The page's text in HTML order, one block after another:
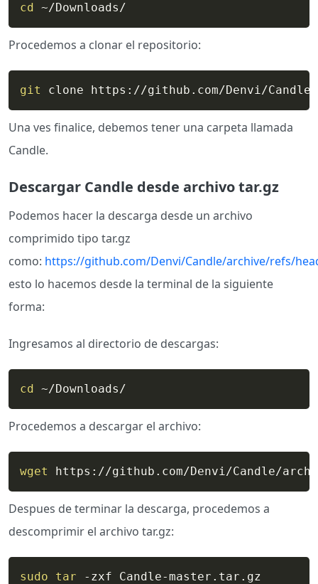
cd ~/Downloads/
Procedemos a clonar el repositorio:
git clone https://github.com/Denvi/
Una ves finalice, debemos tener una carpeta llamada
Candle.
Descargar Candle desde archivo tar.gz
Podemos hacer la descarga desde un archivo
comprimido tipo tar.gz
como: https://github.com/Denvi/Candle/archive/refs/
esto lo hacemos desde la terminal de la siguiente
forma:
Ingresamos al directorio de descargas:
cd ~/Downloads/
Procedemos a descargar el archivo:
wget https://github.com/Denvi/Candle/
Despues de terminar la descarga, procedemos a
descomprimir el archivo tar.gz:
sudo tar -zxf Candle-master.tar.gz